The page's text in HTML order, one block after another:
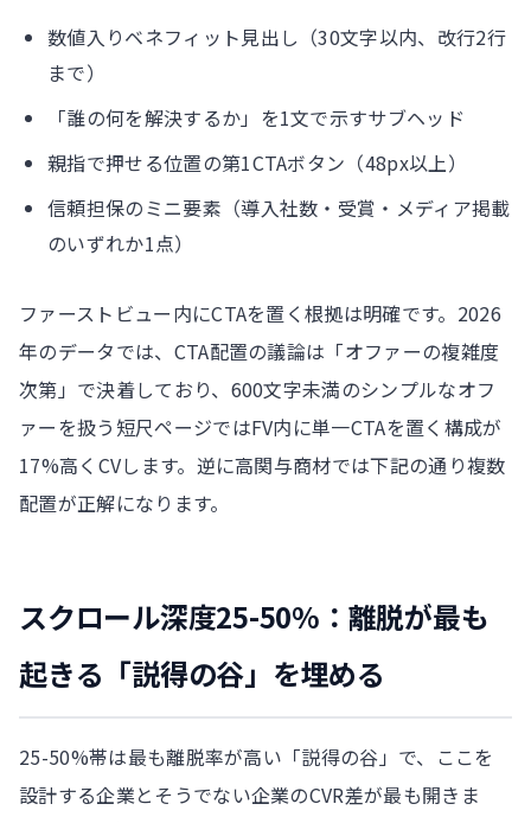
数値入りベネフィット見出し（30文字以内、改行2行
まで）
「誰の何を解決するか」を1文で示すサブヘッド
親指で押せる位置の第1CTAボタン（48px以上）
信頼担保のミニ要素（導入社数・受賞・メディア掲載
のいずれか1点）
ファーストビュー内にCTAを置く根拠は明確です。2026
年のデータでは、CTA配置の議論は「オファーの複雑度
次第」で決着しており、600文字未満のシンプルなオフ
ァーを扱う短尺ページではFV内に単一CTAを置く構成が
17%高くCVします。逆に高関与商材では下記の通り複数
配置が正解になります。
スクロール深度25-50%：離脱が最も
起きる「説得の谷」を埋める
25-50%帯は最も離脱率が高い「説得の谷」で、ここを
設計する企業とそうでない企業のCVR差が最も開きま